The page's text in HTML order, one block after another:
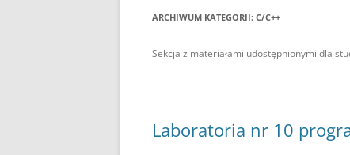
ARCHIWUM KATEGORII: C/C++
Sekcja z materiałami udostępnionymi dla
Laboratoria nr 10